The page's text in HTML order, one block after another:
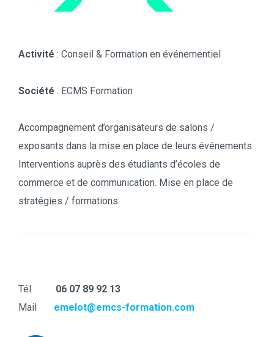
Activité : Conseil & Formation en événementiel
Société : ECMS Formation
Accompagnement d’organisateurs de salons /
exposants dans la mise en place de leurs événements.
Interventions auprès des étudiants d’écoles de
commerce et de communication. Mise en place de
stratégies / formations.
Tél 06 07 89 92 13
Mail emelot@emcs-formation.com